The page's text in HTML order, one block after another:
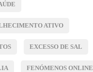
ATIVO
EXCESSO DE SAL
FENÓMENOS ONLINE